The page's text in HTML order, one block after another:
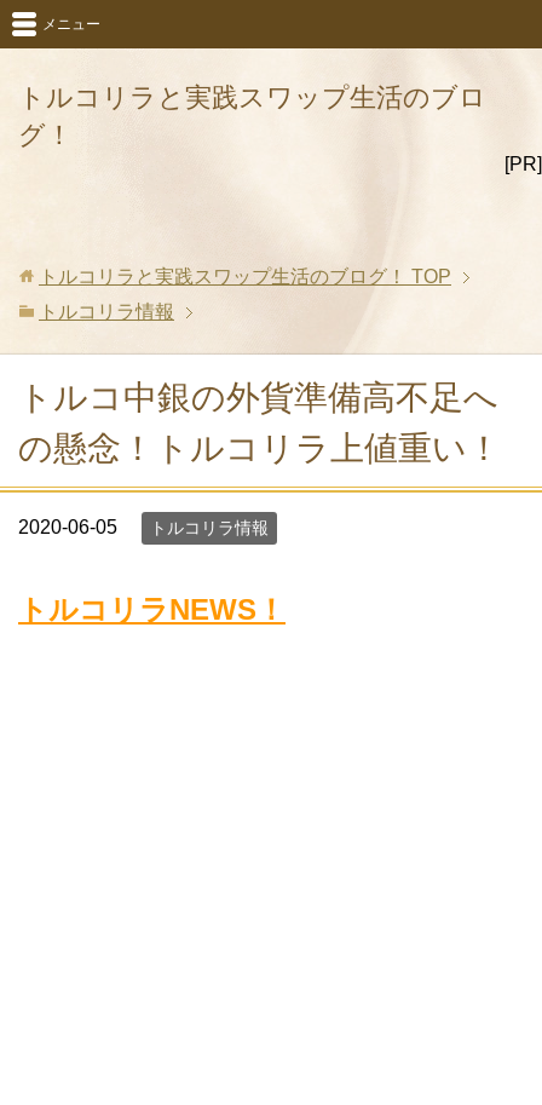
トルコリラと実践スワップ生活のブロ
グ！
[PR]
メニュー
トルコリラと実践スワップ生活のブログ！
TOP
トルコリラ情報
トルコ中銀の外貨準備高不足へ
の懸念！トルコリラ上値重い！
2020-06-05 トルコリラ情報
トルコリラNEWS！